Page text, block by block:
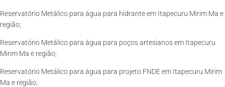
Reservatório Metálico para água para hidrante em Itapecuru Mirim Ma e
região;
Reservatório Metálico para água para poços artesianos em Itapecuru
Mirim Ma e região;
Reservatório Metálico para água para projeto FNDE em Itapecuru Mirim
Ma e região;